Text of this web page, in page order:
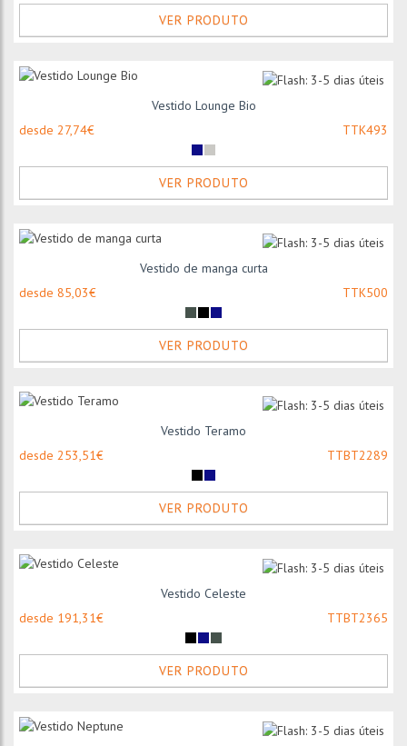
VER PRODUTO
Vestido Lounge Bio
desde 27,74€
TTK493
VER PRODUTO
Vestido de manga curta
desde 85,03€
TTK500
VER PRODUTO
Vestido Teramo
desde 253,51€
TTBT2289
VER PRODUTO
Vestido Celeste
desde 191,31€
TTBT2365
VER PRODUTO